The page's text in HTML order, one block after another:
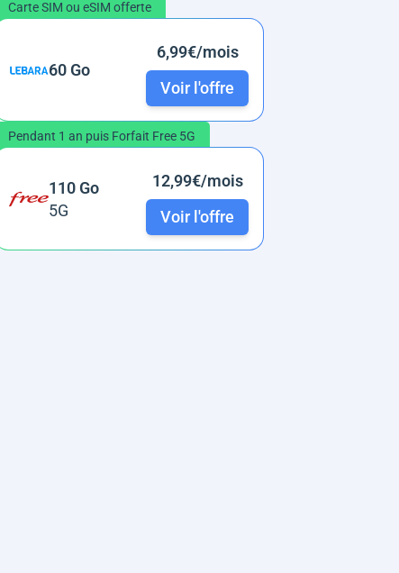
Carte SIM ou eSIM offerte
60 Go
6,99€/mois
Voir l'offre
Pendant 1 an puis Forfait Free 5G
110 Go
5G
12,99€/mois
Voir l'offre